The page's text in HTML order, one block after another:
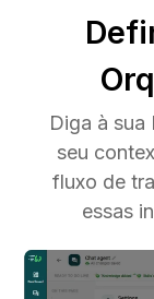
Diga à
seu
fluxo de
essas